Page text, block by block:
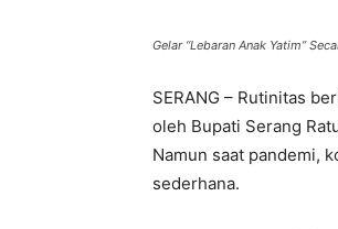
Gelar “Lebaran Anak Yatim”
SERANG – Rutinitas
oleh Bupati Serang
Namun saat pandemi,
sederhana.